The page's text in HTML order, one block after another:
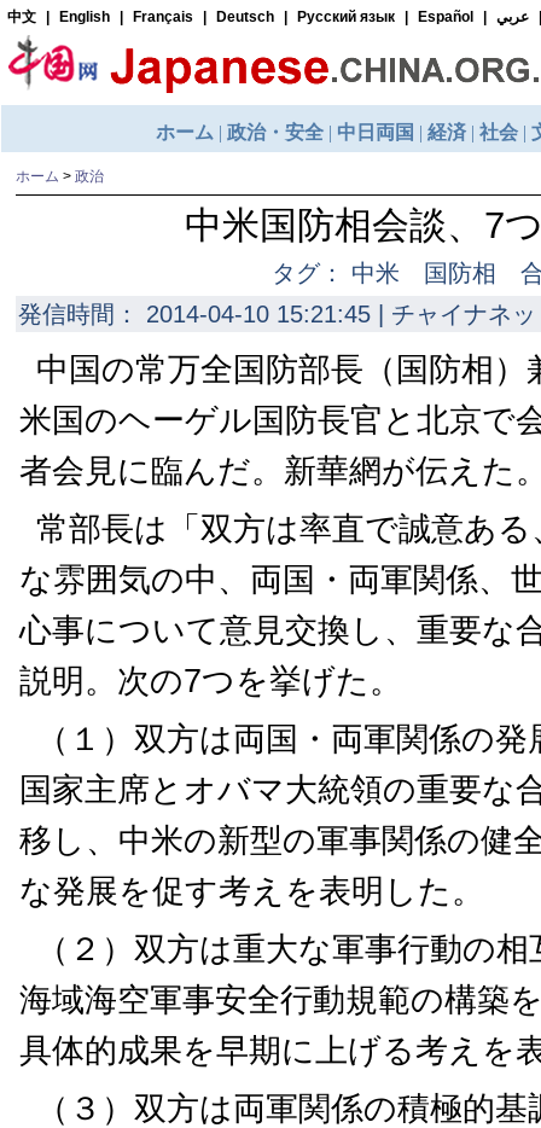
ホーム > 政治
中米国防相会談、7
タグ： 中米 国防相
発信時間： 2014-04-10 15:21:45 | チャイナネ
中国の常万全国防部長（国防相）
米国のヘーゲル国防長官と北京で
者会見に臨んだ。新華網が伝えた
常部長は「双方は率直で誠意あ
な雰囲気の中、両国・両軍関係、
心事について意見交換し、重要な
説明。次の7つを挙げた。
（１）双方は両国・両軍関係の
国家主席とオバマ大統領の重要な
移し、中米の新型の軍事関係の健
な発展を促す考えを表明した。
（２）双方は重大な軍事行動の
海域海空軍事安全行動規範の構築
具体的成果を早期に上げる考えを
（３）双方は両軍関係の積極的